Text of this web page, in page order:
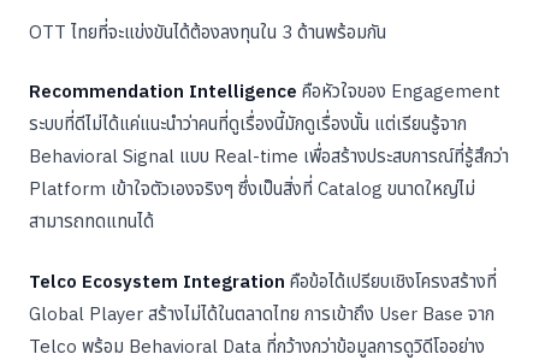
OTT ไทยที่จะแข่งขันได้ต้องลงทุนใน 3 ด้านพร้อมกัน
Recommendation Intelligence คือหัวใจของ Engagement
ระบบที่ดีไม่ได้แค่แนะนำว่าคนที่ดูเรื่องนี้มักดูเรื่องนั้น แต่เรียนรู้จาก
Behavioral Signal แบบ Real-time เพื่อสร้างประสบการณ์ที่รู้สึกว่า
Platform เข้าใจตัวเองจริงๆ ซึ่งเป็นสิ่งที่ Catalog ขนาดใหญ่ไม่
สามารถทดแทนได้
Telco Ecosystem Integration คือข้อได้เปรียบเชิงโครงสร้างที่
Global Player สร้างไม่ได้ในตลาดไทย การเข้าถึง User Base จาก
Telco พร้อม Behavioral Data ที่กว้างกว่าข้อมูลการดูวิดีโออย่าง